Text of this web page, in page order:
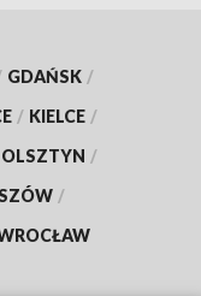
GDAŃSK /
/ KIELCE /
OLSZTYN /
/